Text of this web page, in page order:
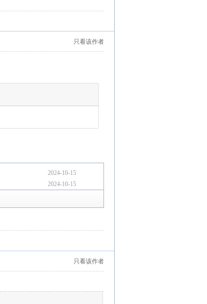
只看该作者
2024-10-15
2024-10-15
只看该作者